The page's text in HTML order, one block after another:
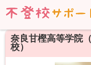
奈良甘樫高等学院
校）